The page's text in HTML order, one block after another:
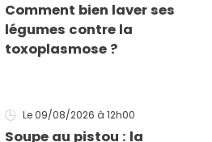
Comment bien laver ses
légumes contre la
toxoplasmose ?
Le 09/08/2026 à 12h00
Soupe au pistou : la